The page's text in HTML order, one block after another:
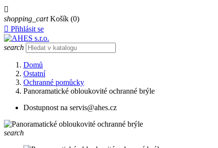

shopping_cart Košík (0)
 Přihlásit se
search
Domů
Ostatní
Ochranné pomůcky
Panoramatické obloukovité ochranné brýle
Dostupnost na servis@ahes.cz
search